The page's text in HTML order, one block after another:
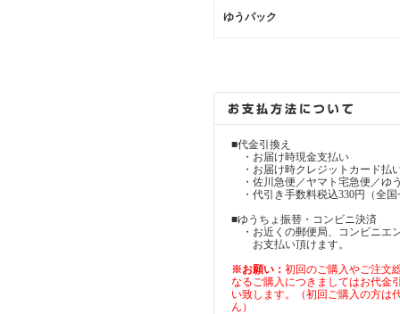
ゆうパック
■代金引換え
・お届け時現金支払い
・お届け時クレジットカード払
・佐川急便／ヤマト宅急便／ゆ
・代引き手数料税込330円（全国
■ゆうちょ振替・コンビニ決済
・お近くの郵便局、コンビニエ
お支払い頂けます。
※お願い： 初回のご購入やご注文
なるご購入につきましてはお代金
い致します。（初回ご購入の方は
ん）